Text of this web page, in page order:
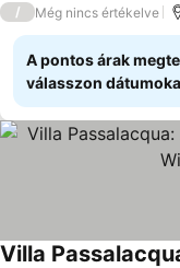
/ Még nincs értékelve
A pontos árak
válasszon